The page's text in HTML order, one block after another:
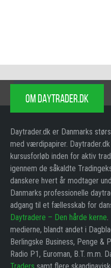
OM DAYTRADER.DK
Daytrader.dk er Danmarks
med værdipapirer.
kursusforløb inden for aktiv
igennem de såkaldte
danskere hvert år modtager
Danmarks professionelle
adgang til et fællesskab for
Daytradere – Den hårde kerne.
medierne, blandt andet i
Berlingske Business, Penge &
Radio P1, Euroman, B.T. m.m.